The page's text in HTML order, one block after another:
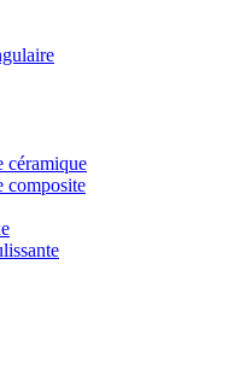
céramique
composite